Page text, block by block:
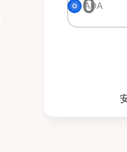
ADA ADA